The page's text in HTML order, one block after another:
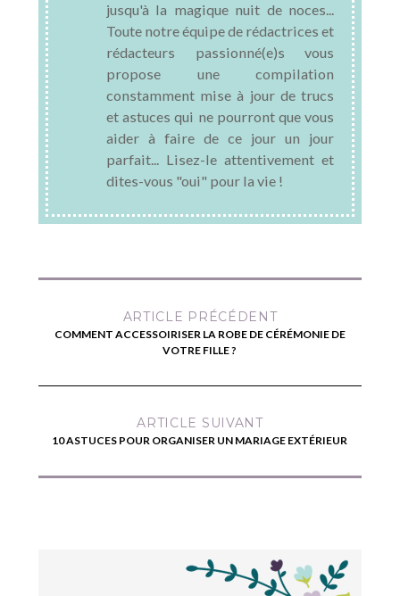
jusqu'à la magique nuit de noces...
Toute notre équipe de rédactrices et
rédacteurs passionné(e)s vous
propose une compilation
constamment mise à jour de trucs
et astuces qui ne pourront que vous
aider à faire de ce jour un jour
parfait... Lisez-le attentivement et
dites-vous "oui" pour la vie !
ARTICLE PRÉCÉDENT
COMMENT ACCESSOIRISER LA ROBE DE CÉRÉMONIE DE
VOTRE FILLE ?
ARTICLE SUIVANT
10 ASTUCES POUR ORGANISER UN MARIAGE EXTÉRIEUR